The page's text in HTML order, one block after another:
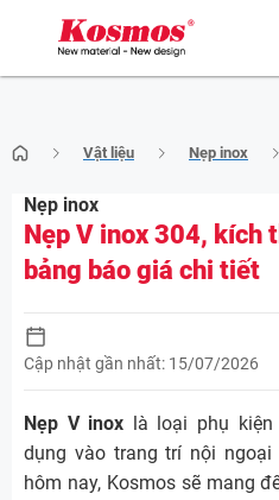
to
content
Vật liệu Nẹp inox
Nẹp inox
Nẹp V inox 304, kích
bảng báo giá chi tiết
Cập nhật gần nhất: 15/07/2026
Nẹp V inox là loại phụ
dụng vào trang trí nội
hôm nay, Kosmos sẽ mang